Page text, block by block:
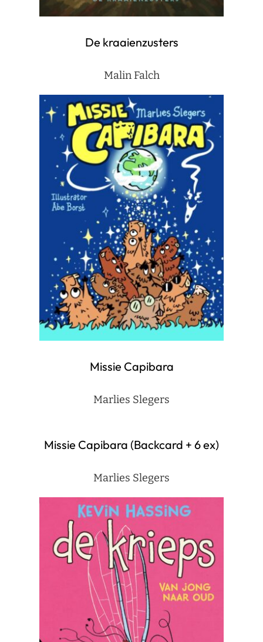
De kraaienzusters
Malin Falch
Missie Capibara
Marlies Slegers
Missie Capibara (Backcard + 6 ex)
Marlies Slegers